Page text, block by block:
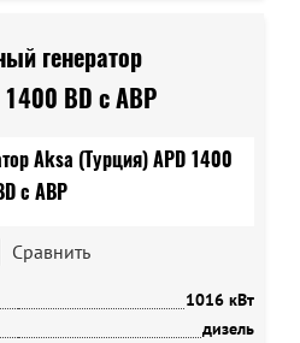
генератор
1400 BD с АВР
Сравнить
1016 кВт
дизель